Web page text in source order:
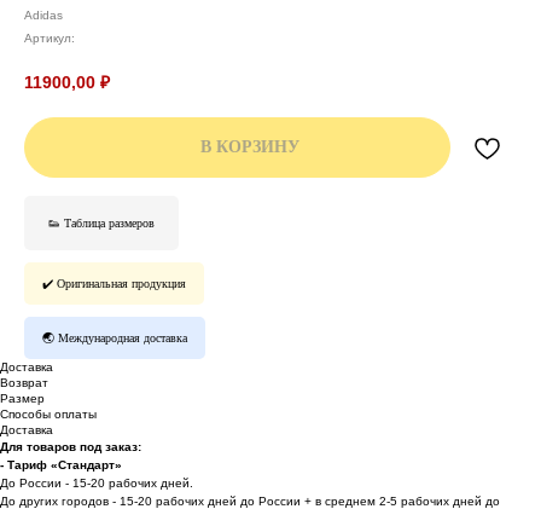
Adidas
Артикул:
11900,00 ₽
В КОРЗИНУ
👟 Таблица размеров
✔️ Оригинальная продукция
🌏 Международная доставка
Доставка
Возврат
Размер
Способы оплаты
Доставка
Для товаров под заказ:
- Тариф «Стандарт»
До России - 15-20 рабочих дней.
До других городов - 15-20 рабочих дней до России + в среднем 2-5 рабочих дней до